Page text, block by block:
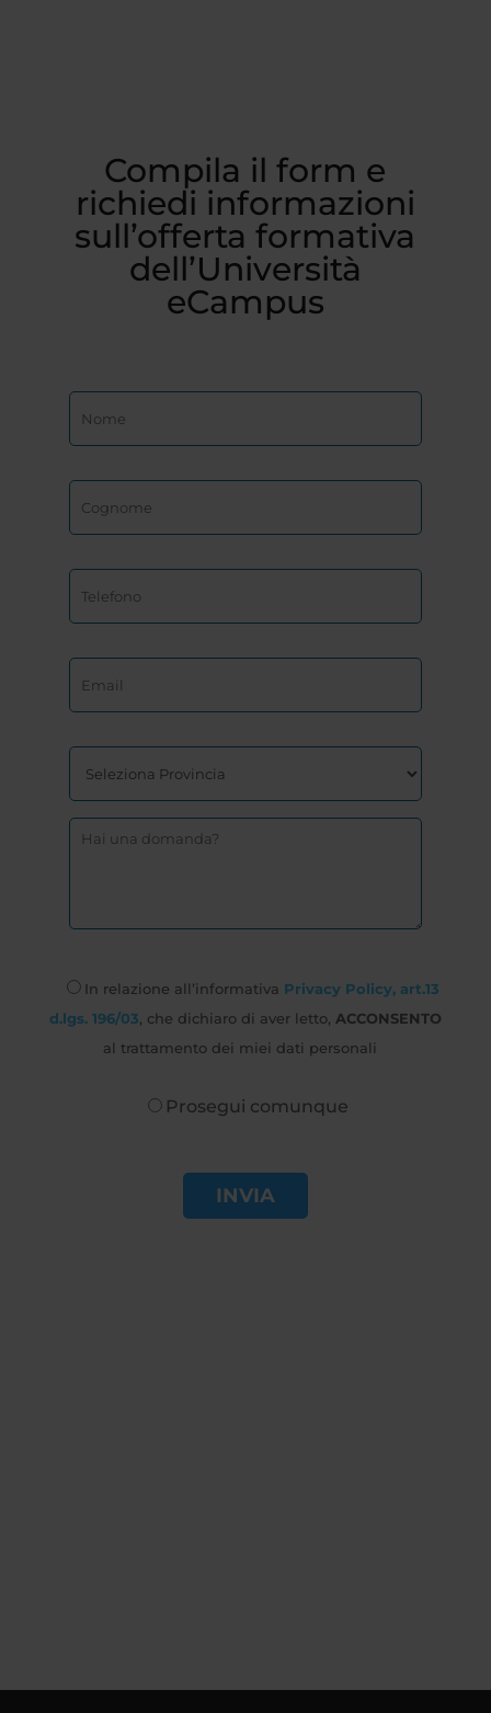
Compila il form e
richiedi informazioni
sull’offerta formativa
dell’Università
eCampus
In relazione all’informativa Privacy Policy, art.13
d.lgs. 196/03 , che dichiaro di aver letto, ACCONSENTO
al trattamento dei miei dati personali
Prosegui comunque